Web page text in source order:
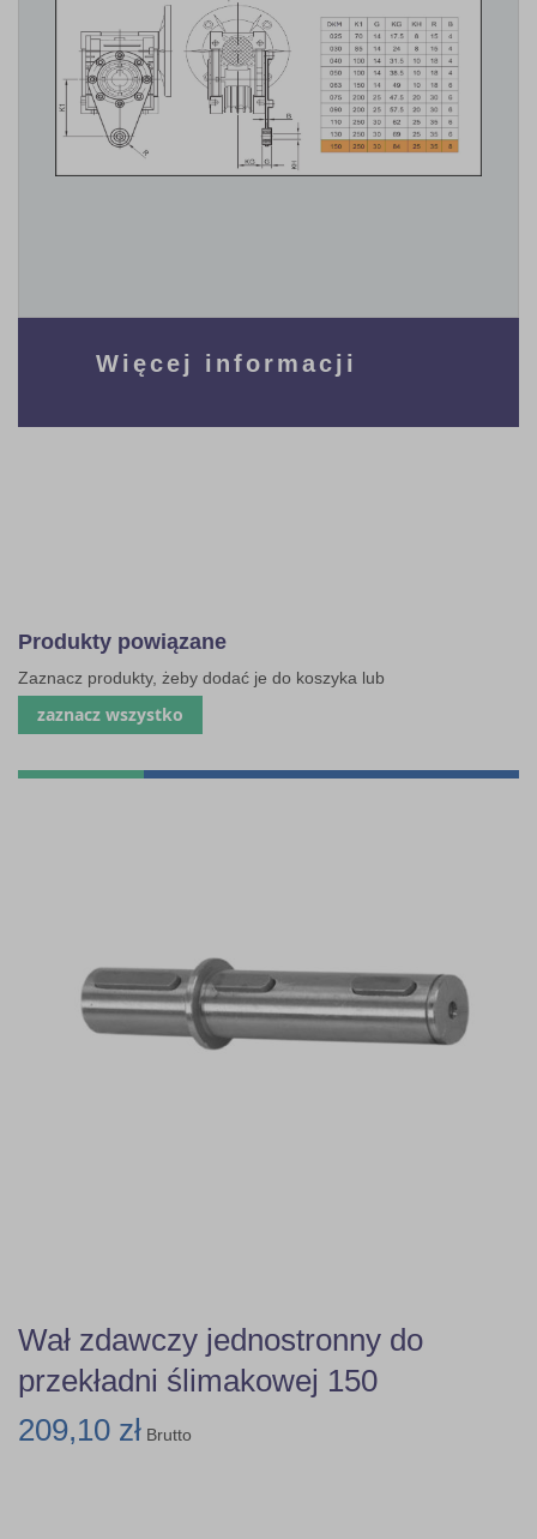
Więcej informacji
Produkty powiązane
Zaznacz produkty, żeby dodać je do koszyka lub
zaznacz wszystko
Wał zdawczy jednostronny do
przekładni ślimakowej 150
209,10 zł Brutto